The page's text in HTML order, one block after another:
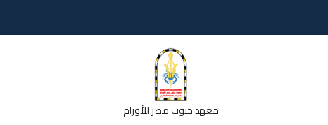
معهد جنوب مصر للأورام